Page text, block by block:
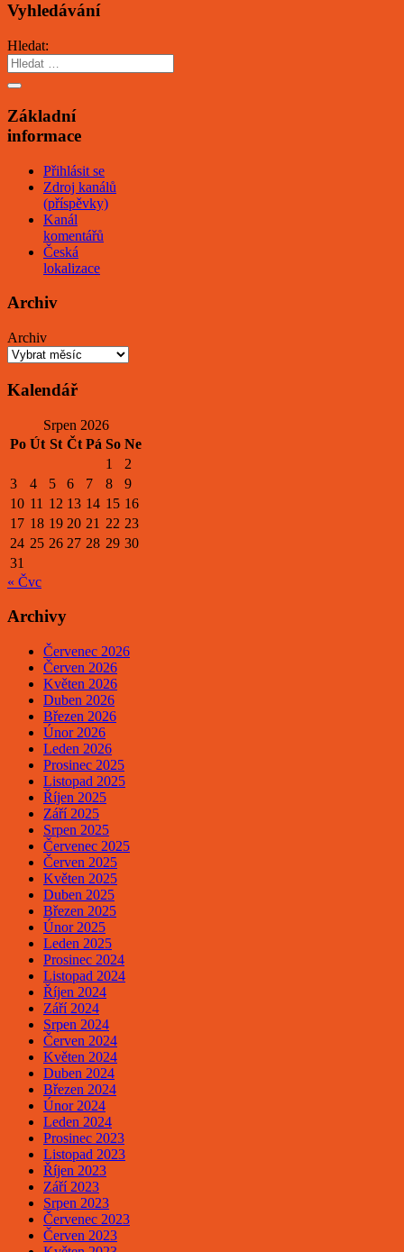
Vyhledávání
Hledat:
Základní
informace
Přihlásit se
Zdroj kanálů
(příspěvky)
Kanál
komentářů
Česká
lokalizace
Archiv
Archiv
Kalendář
Srpen 2026
Po Út St Čt Pá So Ne
1
2
3
4 5 6 7 8
9
10 11 12 13 14 15 16
17 18 19 20 21 22 23
24 25 26 27 28 29 30
31
« Čvc
Archivy
Červenec 2026
Červen 2026
Květen 2026
Duben 2026
Březen 2026
Únor 2026
Leden 2026
Prosinec 2025
Listopad 2025
Říjen 2025
Září 2025
Srpen 2025
Červenec 2025
Červen 2025
Květen 2025
Duben 2025
Březen 2025
Únor 2025
Leden 2025
Prosinec 2024
Listopad 2024
Říjen 2024
Září 2024
Srpen 2024
Červen 2024
Květen 2024
Duben 2024
Březen 2024
Únor 2024
Leden 2024
Prosinec 2023
Listopad 2023
Říjen 2023
Září 2023
Srpen 2023
Červenec 2023
Červen 2023